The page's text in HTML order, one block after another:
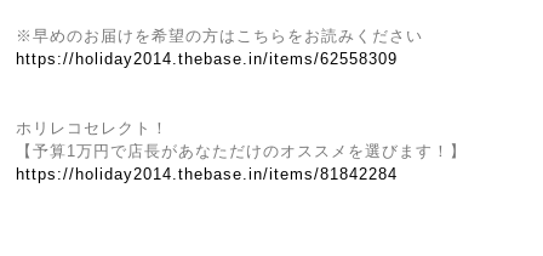
※早めのお届けを希望の方はこちらをお読みください
https://holiday2014.thebase.in/items/62558309
ホリレコセレクト！
【予算1万円で店長があなただけのオススメを選びます！】
https://holiday2014.thebase.in/items/81842284